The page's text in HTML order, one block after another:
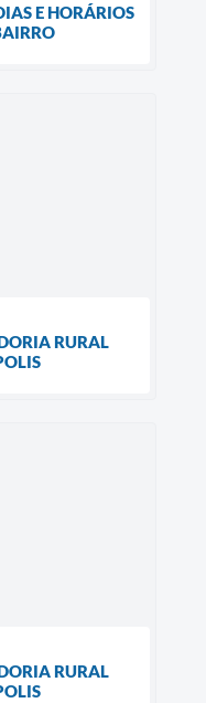
E HORÁRIOS
RURAL
RURAL